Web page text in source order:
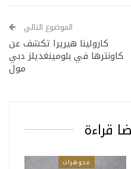
الموضوع التالي
كارولينا هيريرا تكشف عن
كاونترها في بلومينغديلز دبي
مول
قراءة
مجوهرات